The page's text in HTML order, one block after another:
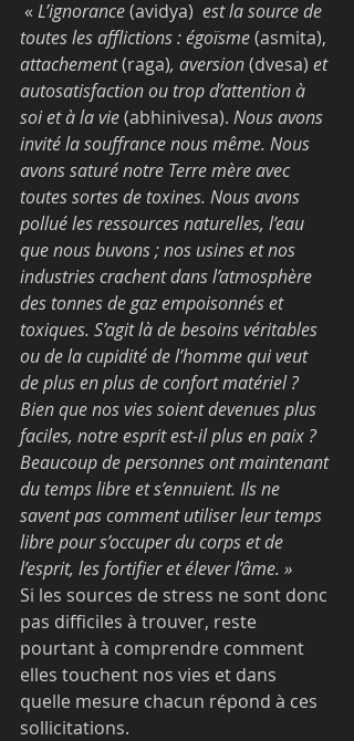
« L’ignorance (avidya) est la source de
toutes les afflictions : égoïsme (asmita),
attachement (raga), aversion (dvesa) et
autosatisfaction ou trop d’attention à
soi et à la vie (abhinivesa). Nous avons
invité la souffrance nous même. Nous
avons saturé notre Terre mère avec
toutes sortes de toxines. Nous avons
pollué les ressources naturelles, l’eau
que nous buvons ; nos usines et nos
industries crachent dans l’atmosphère
des tonnes de gaz empoisonnés et
toxiques. S’agit là de besoins véritables
ou de la cupidité de l’homme qui veut
de plus en plus de confort matériel ?
Bien que nos vies soient devenues plus
faciles, notre esprit est-il plus en paix ?
Beaucoup de personnes ont maintenant
du temps libre et s’ennuient. Ils ne
savent pas comment utiliser leur temps
libre pour s’occuper du corps et de
l’esprit, les fortifier et élever l’âme. »
Si les sources de stress ne sont donc
pas difficiles à trouver, reste
pourtant à comprendre comment
elles touchent nos vies et dans
quelle mesure chacun répond à ces
sollicitations.